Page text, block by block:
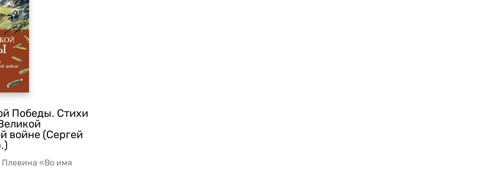
Победы. Стихи
войне (Сергей
«Во имя